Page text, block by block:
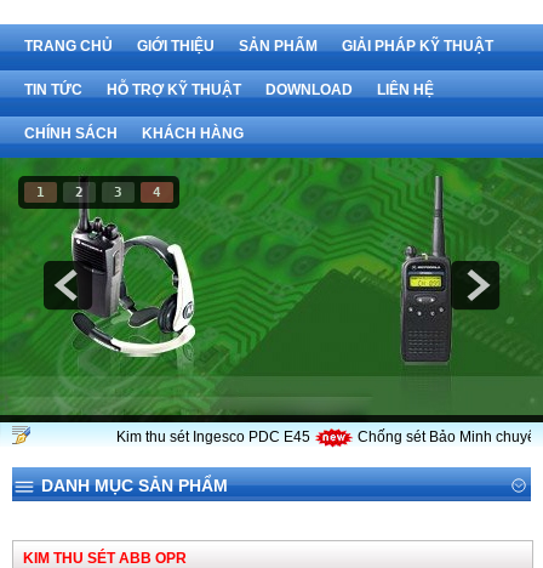
TRANG CHỦ GIỚI THIỆU SẢN PHẨM GIẢI PHÁP KỸ THUẬT
TIN TỨC HỖ TRỢ KỸ THUẬT DOWNLOAD LIÊN HỆ
CHÍNH SÁCH KHÁCH HÀNG
1 2 3 4
Kim thu sét Ingesco PDC E45 Chống sét Bảo Minh
DANH MỤC SẢN PHẨM
KIM THU SÉT ABB OPR